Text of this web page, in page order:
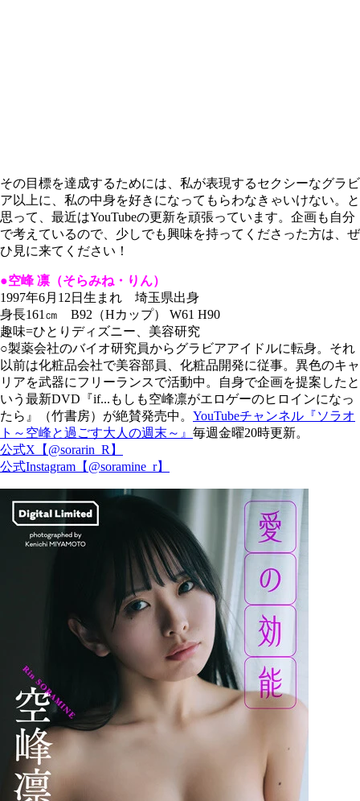
その目標を達成するためには、私が表現するセクシーなグラビ
ア以上に、私の中身を好きになってもらわなきゃいけない。と
思って、最近はYouTubeの更新を頑張っています。企画も自分
で考えているので、少しでも興味を持ってくださった方は、ぜ
ひ見に来てください！
●空峰 凛（そらみね・りん）
1997年6月12日生まれ 埼玉県出身
身長161㎝ B92（Hカップ） W61 H90
趣味=ひとりディズニー、美容研究
○製薬会社のバイオ研究員からグラビアアイドルに転身。それ
以前は化粧品会社で美容部員、化粧品開発に従事。異色のキャ
リアを武器にフリーランスで活動中。自身で企画を提案したと
いう最新DVD『if...もしも空峰凛がエロゲーのヒロインになっ
たら』（竹書房）が絶賛発売中。 YouTubeチャンネル『ソラオ
ト～空峰と過ごす大人の週末～』 毎週金曜20時更新。
公式X【@sorarin_R】
公式Instagram【@soramine_r】